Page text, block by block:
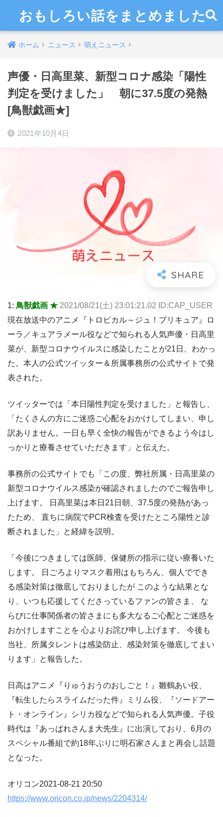
おもしろい話をまとめました
ホーム ニュース 萌えニュース
声優・日高里菜、新型コロナ感染「陽性
判定を受けました」 朝に37.5度の発熱
[鳥獣戯画★]
2021年10月4日
1: 鳥獣戯画 ★ 2021/08/21(土) 23:01:21.02 ID:CAP_USER
現在放送中のアニメ『トロピカル～ジュ！プリキュア』ロ
ーラ／キュアラメール役などで知られる人気声優・日高里
菜が、新型コロナウイルスに感染したことが21日、わかっ
た。本人の公式ツイッター＆所属事務所の公式サイトで発
表された。
ツイッターでは「本日陽性判定を受けました」と報告し、
「たくさんの方にご迷惑ご心配をおかけしてしまい、申し
訳ありません。一日も早く全快の報告ができるよう今はし
っかりと療養させていただきます」と伝えた。
事務所の公式サイトでも「この度、弊社所属・日高里菜の
新型コロナウイルス感染が確認されましたのでご報告申し
上げます。 日高里菜は本日21日朝、37.5度の発熱があっ
たため、 直ちに病院でPCR検査を受けたところ陽性と診
断されました」と経緯を説明。
「今後につきましては医師、保健所の指示に従い療養いた
します。 日ごろよりマスク着用はもちろん、個人ででき
る感染対策は徹底しておりましたが このような結果とな
り、いつも応援してくださっているファンの皆さま、 な
らびに仕事関係者の皆さまにも多大なるご心配とご迷惑を
おかけしますことを 心よりお詫び申し上げます。 今後も
当社、所属タレントは感染防止、感染対策を徹底してまい
ります」と報告した。
日高はアニメ『りゅうおうのおしごと！』雛鶴あい役、
『転生したらスライムだった件』ミリム役、『ソードアー
ト・オンライン』シリカ役などで知られる人気声優。子役
時代は『あっぱれさんま大先生』に出演しており、6月の
スペシャル番組で約18年ぶりに明石家さんまと再会し話題
となった。
オリコン2021-08-21 20:50
https://www.oricon.co.jp/news/2204314/